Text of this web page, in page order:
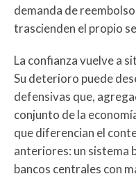
demanda de
trascienden el propio
La confianza vuelve a
Su deterioro puede
defensivas que,
conjunto de la
que diferencian el
anteriores: un sistema
bancos centrales con